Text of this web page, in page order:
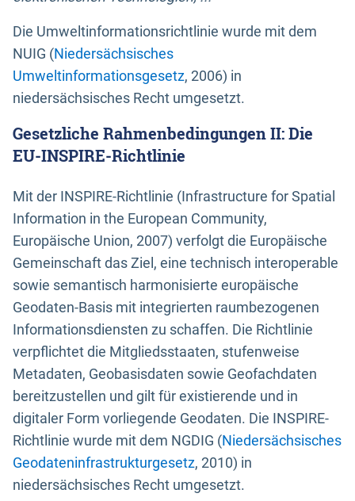
Die Umweltinformationsrichtlinie wurde mit dem
NUIG (Niedersächsisches
Umweltinformationsgesetz, 2006) in
niedersächsisches Recht umgesetzt.
Gesetzliche Rahmenbedingungen II: Die
EU-INSPIRE-Richtlinie
Mit der INSPIRE-Richtlinie (Infrastructure for Spatial
Information in the European Community,
Europäische Union, 2007) verfolgt die Europäische
Gemeinschaft das Ziel, eine technisch interoperable
sowie semantisch harmonisierte europäische
Geodaten-Basis mit integrierten raumbezogenen
Informationsdiensten zu schaffen. Die Richtlinie
verpflichtet die Mitgliedsstaaten, stufenweise
Metadaten, Geobasisdaten sowie Geofachdaten
bereitzustellen und gilt für existierende und in
digitaler Form vorliegende Geodaten. Die INSPIRE-
Richtlinie wurde mit dem NGDIG (Niedersächsisches
Geodateninfrastrukturgesetz, 2010) in
niedersächsisches Recht umgesetzt.